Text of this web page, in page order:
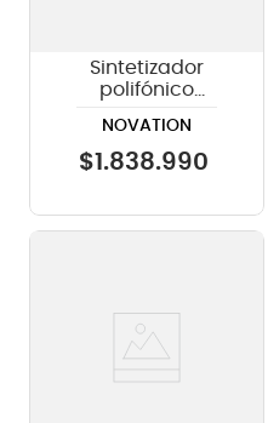
Sintetizador
polifónico
NOVATION
$1 .838.990